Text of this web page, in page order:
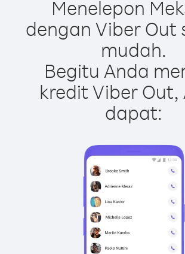
Menelepon
dengan Viber Out
mudah.
Begitu Anda
kredit Viber Out,
dapat: